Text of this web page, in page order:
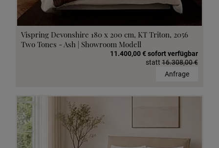
Vispring Devonshire 180 x 200 cm, KT Triton, 2056
Two Tones - Ash | Showroom Modell
11.400,00 € sofort verfügbar
statt 16.308,00 €
Anfrage